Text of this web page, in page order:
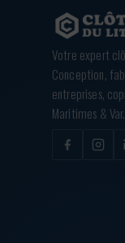
Votre expert
Conception,
entreprises,
Maritimes & Var.